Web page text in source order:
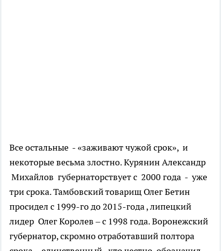
Все остальные - «заживают чужой срок», и
некоторые весьма злостно. Курянин Александр
Михайлов губернаторствует с 2000 года - уже
три срока. Тамбовский товарищ Олег Бетин
просидел с 1999-го до 2015-года , липецкий
лидер Олег Королев – с 1998 года. Воронежский
губернатор, скромно отработавший полтора